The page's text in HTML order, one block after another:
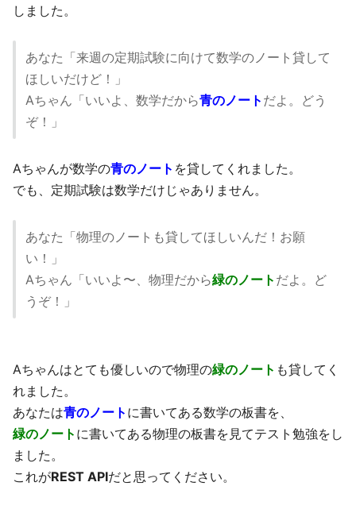
しました。
あなた「来週の定期試験に向けて数学のノート貸して
ほしいだけど！」
Aちゃん「いいよ、数学だから青のノート だよ。どう
ぞ！」
Aちゃんが数学の青のノート を貸してくれました。
でも、定期試験は数学だけじゃありません。
あなた「物理のノートも貸してほしいんだ！お願
い！」
Aちゃん「いいよ〜、物理だから緑のノート だよ。ど
うぞ！」
Aちゃんはとても優しいので物理の緑のノート も貸してく
れました。
あなたは青のノート に書いてある数学の板書を、
緑のノート に書いてある物理の板書を見てテスト勉強をし
ました。
これがREST APIだと思ってください。